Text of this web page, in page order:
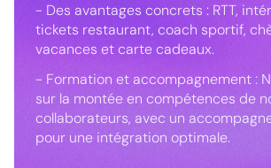
- Des avantages concrets : RTT,
tickets restaurant, coach sportif,
vacances et carte cadeaux.
- Formation et accompagnement :
sur la montée en compétences de
collaborateurs, avec un
pour une intégration optimale.